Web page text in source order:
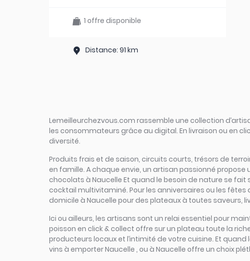
1 offre disponible
Distance: 91 km
Lemeilleurchezvous.com rassemble une collection
les consommateurs grâce au digital. En livraison ou en
diversité.
Produits frais et de saison, circuits courts, trésors de
en famille. A chaque envie, un artisan passionné
chocolats à Naucelle Et quand le besoin de nature se
cocktail multivitaminé. Pour les anniversaires ou les
domicile à Naucelle pour des plateaux à toutes saveurs,
Ici ou ailleurs, les artisans sont un relai essentiel pour
poisson en click & collect offre sur un plateau toute la
producteurs locaux et l’intimité de votre cuisine. Et
vins à emporter Naucelle , ou à Naucelle offre un choix